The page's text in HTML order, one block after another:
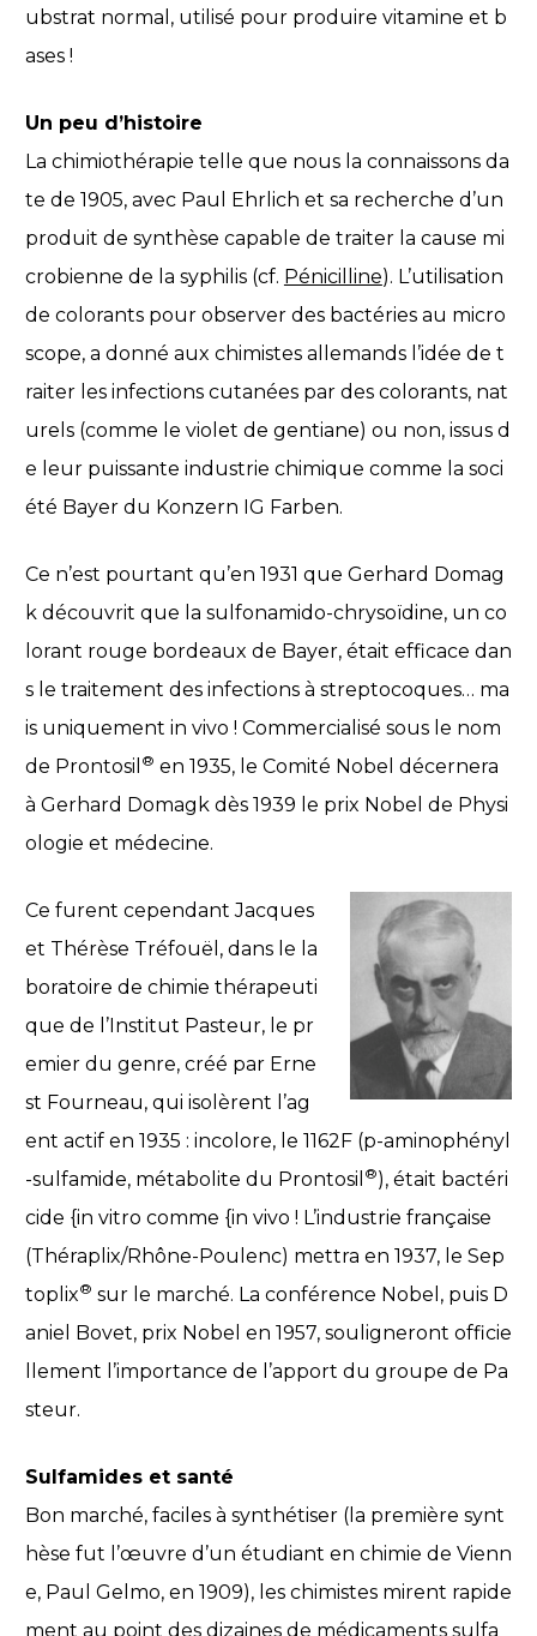
ubstrat normal, utilisé pour produire vitamine et b
ases !
Un peu d’histoire
La chimiothérapie telle que nous la connaissons da
te de 1905, avec Paul Ehrlich et sa recherche d’un
produit de synthèse capable de traiter la cause mi
crobienne de la syphilis (cf. Pénicilline). L’utilisation
de colorants pour observer des bactéries au micro
scope, a donné aux chimistes allemands l’idée de t
raiter les infections cutanées par des colorants, nat
urels (comme le violet de gentiane) ou non, issus d
e leur puissante industrie chimique comme la soci
été Bayer du Konzern IG Farben.
Ce n’est pourtant qu’en 1931 que Gerhard Domag
k découvrit que la sulfonamido-chrysoïdine, un co
lorant rouge bordeaux de Bayer, était efficace dan
s le traitement des infections à streptocoques… ma
is uniquement in vivo ! Commercialisé sous le nom
de Prontosil ® en 1935, le Comité Nobel décernera
à Gerhard Domagk dès 1939 le prix Nobel de Physi
ologie et médecine.
Ce furent cependant Jacques
et Thérèse Tréfouël, dans le la
boratoire de chimie thérapeuti
que de l’Institut Pasteur, le pr
emier du genre, créé par Erne
st Fourneau, qui isolèrent l’ag
ent actif en 1935 : incolore, le 1162F (p-aminophényl
-sulfamide, métabolite du Prontosil ®), était bactéri
cide {in vitro comme {in vivo ! L’industrie française
(Théraplix/Rhône-Poulenc) mettra en 1937, le Sep
toplix® sur le marché. La conférence Nobel, puis D
aniel Bovet, prix Nobel en 1957, souligneront officie
llement l’importance de l’apport du groupe de Pa
steur.
Sulfamides et santé
Bon marché, faciles à synthétiser (la première synt
hèse fut l’œuvre d’un étudiant en chimie de Vienn
e, Paul Gelmo, en 1909), les chimistes mirent rapide
ment au point des dizaines de médicaments sulfa